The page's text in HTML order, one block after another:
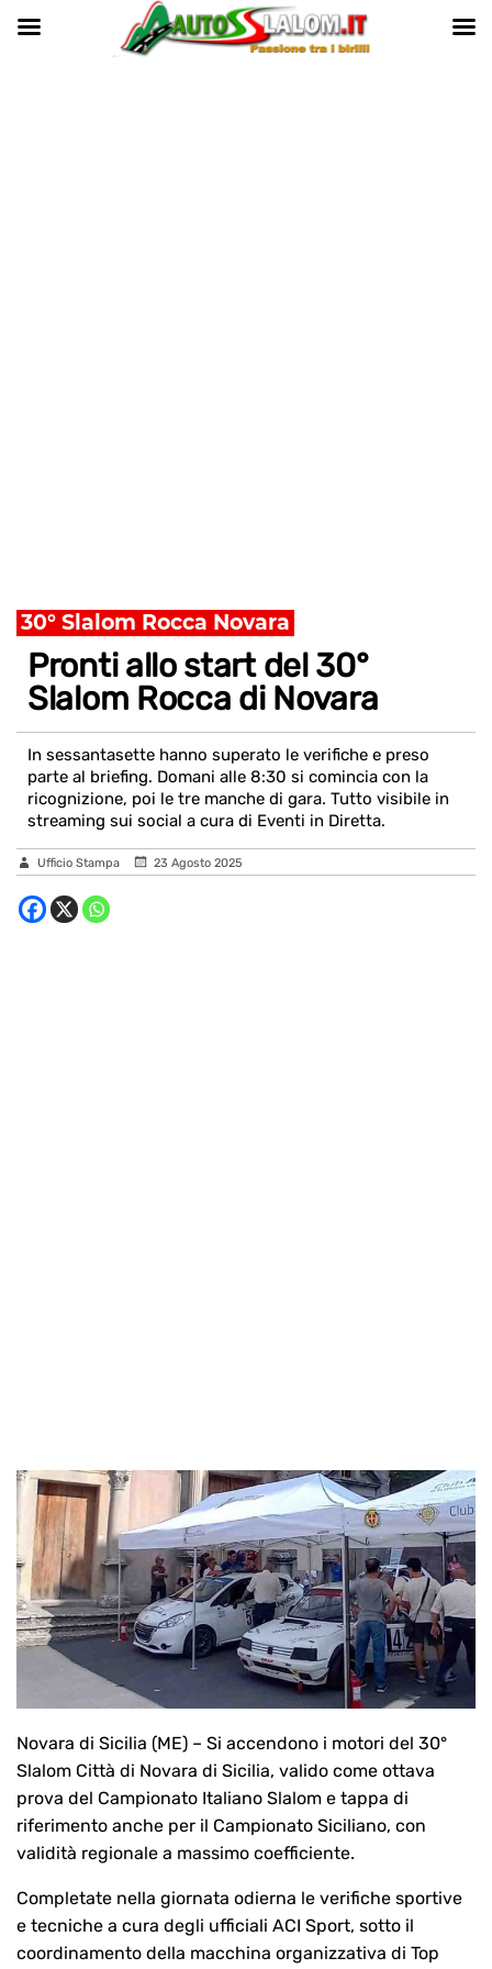
30° Slalom Rocca Novara
Pronti allo start del 30°
Slalom Rocca di Novara
In sessantasette hanno superato le verifiche e preso
parte al briefing. Domani alle 8:30 si comincia con la
ricognizione, poi le tre manche di gara. Tutto visibile in
streaming sui social a cura di Eventi in Diretta.
Ufficio Stampa 23 Agosto 2025
Novara di Sicilia (ME) – Si accendono i motori del 30°
Slalom Città di Novara di Sicilia, valido come ottava
prova del Campionato Italiano Slalom e tappa di
riferimento anche per il Campionato Siciliano, con
validità regionale a massimo coefficiente.
Completate nella giornata odierna le verifiche sportive
e tecniche a cura degli ufficiali ACI Sport, sotto il
coordinamento della macchina organizzativa di Top